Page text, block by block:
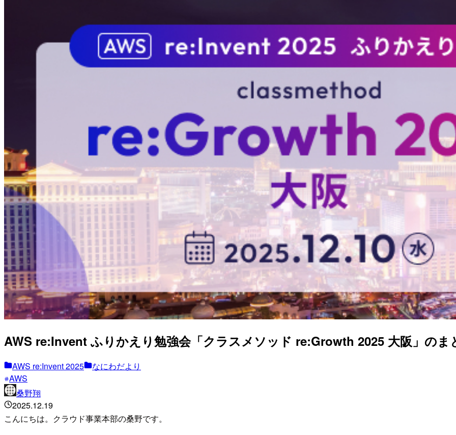
AWS re:Invent ふりかえり勉強会「クラスメソッド re:Growth 2025 大阪」の
AWS re:Invent 2025
なにわだより
AWS
桑野翔
2025.12.19
こんにちは。クラウド事業本部の桑野です。